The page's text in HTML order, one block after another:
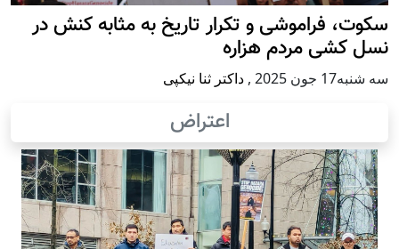
سکوت، فراموشی و تکرار تاريخ به مثابه کنش در
نسل کشی مردم هزاره
سه شنبه17 جون 2025 , داکتر ثنا نیکپی
اعتراض